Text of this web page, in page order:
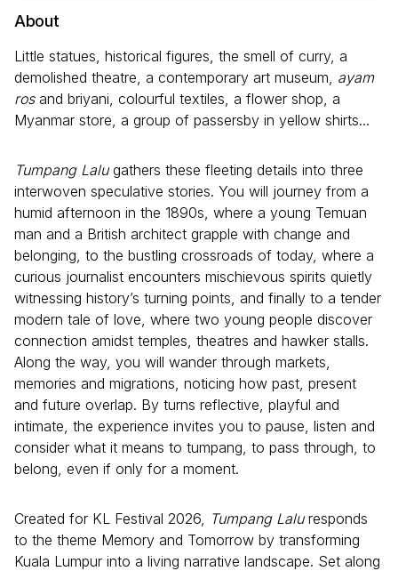
About
Little statues, historical figures, the smell of curry, a
demolished theatre, a contemporary art museum, ayam
rosand briyani, colourful textiles, a flower shop, a
Myanmar store, a group of passersby in yellow shirts...
Tumpang Lalugathers these fleeting details into three
interwoven speculative stories. You will journey from a
humid afternoon in the 1890s, where a young Temuan
man and a British architect grapple with change and
belonging, to the bustling crossroads of today, where a
curious journalist encounters mischievous spirits quietly
witnessing history’s turning points, and finally to a tender
modern tale of love, where two young people discover
connection amidst temples, theatres and hawker stalls.
Along the way, you will wander through markets,
memories and migrations, noticing how past, present
and future overlap. By turns reflective, playful and
intimate, the experience invites you to pause, listen and
consider what it means to tumpang, to pass through, to
belong, even if only for a moment.
Created for KL Festival 2026, Tumpang Laluresponds
to the theme Memory and Tomorrow by transforming
Kuala Lumpur into a living narrative landscape. Set along